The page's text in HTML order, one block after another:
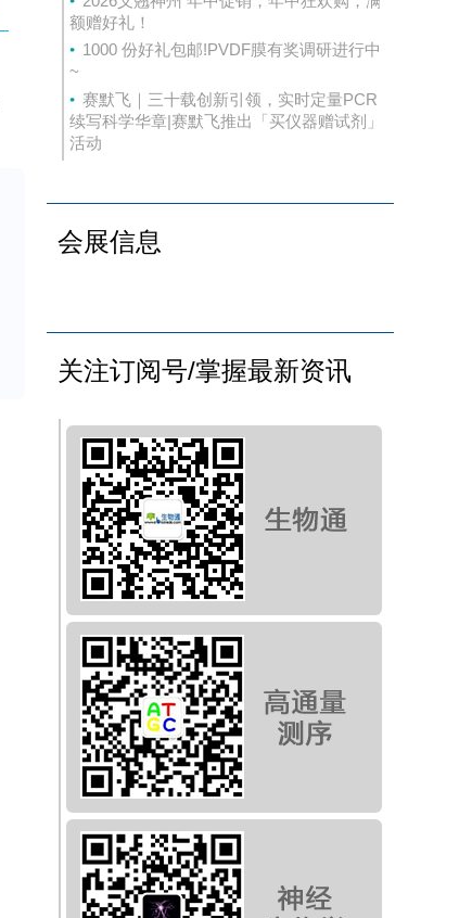
额赠好礼！
1000 份好礼包邮!PVDF膜有奖调研进行中
~
赛默飞｜三十载创新引领，实时定量PCR
续写科学华章|赛默飞推出「买仪器赠试剂」
活动
会展信息
关注订阅号/掌握最新资讯